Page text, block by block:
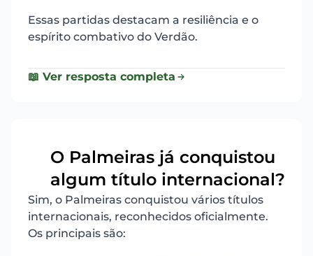
Essas partidas destacam a resiliência e o
espírito combativo do Verdão.
📖 Ver resposta completa
O Palmeiras já conquistou
algum título internacional?
Sim, o Palmeiras conquistou vários títulos
internacionais, reconhecidos oficialmente.
Os principais são: